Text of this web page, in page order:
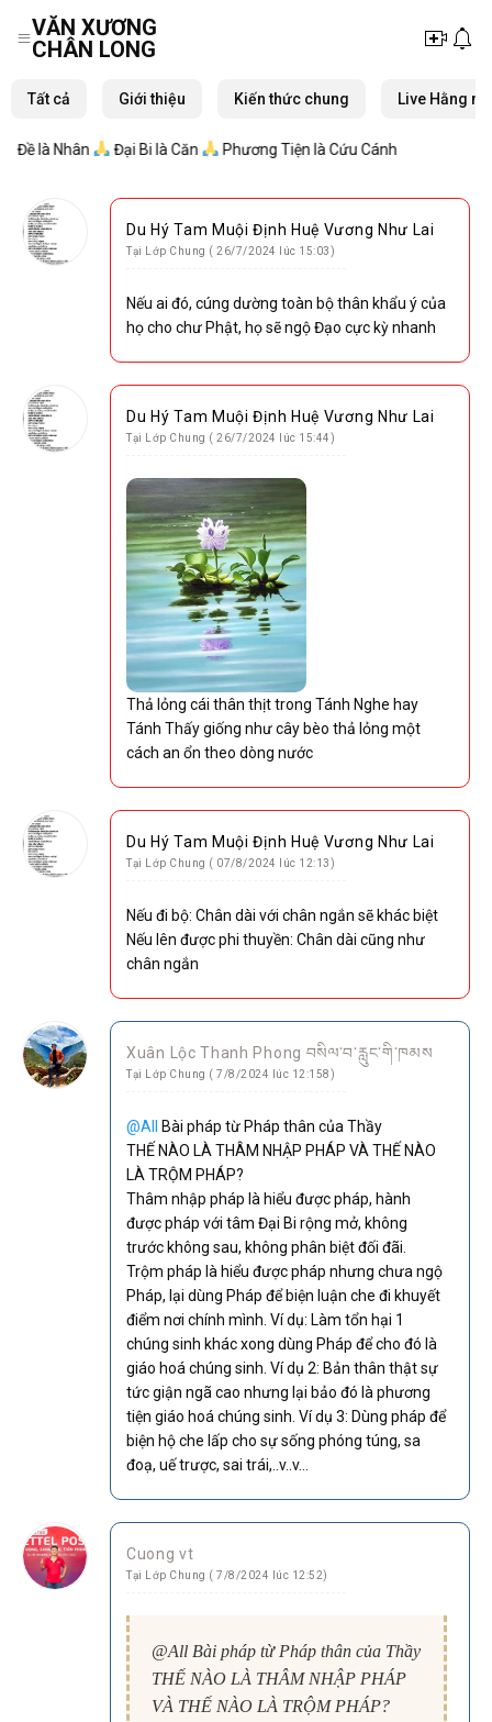
content
VĂN XƯƠNG
CHÂN LONG
Tất cả Giới thiệu Kiến thức chung Live Hằng
là Nhân Đại Bi là Căn Phương Tiện là Cứu Cánh
Du Hý Tam Muội Định Huệ Vương Như Lai
Tại Lớp Chung ( 26/7/2024 lúc 15:03)
Nếu ai đó, cúng dường toàn bộ thân khẩu ý của
họ cho chư Phật, họ sẽ ngộ Đạo cực kỳ nhanh
Du Hý Tam Muội Định Huệ Vương Như Lai
Tại Lớp Chung ( 26/7/2024 lúc 15:44)
Thả lỏng cái thân thịt trong Tánh Nghe hay
Tánh Thấy giống như cây bèo thả lỏng một
cách an ổn theo dòng nước
Du Hý Tam Muội Định Huệ Vương Như Lai
Tại Lớp Chung ( 07/8/2024 lúc 12:13)
Nếu đi bộ: Chân dài với chân ngắn sẽ khác biệt
Nếu lên được phi thuyền: Chân dài cũng như
chân ngắn
Xuân Lộc Thanh Phong བསིལ་བ་རླུང་གི་ཁམས
Tại Lớp Chung ( 7/8/2024 lúc 12:158)
@All
Bài pháp từ Pháp thân của Thầy
THẾ NÀO LÀ THÂM NHẬP PHÁP VÀ THẾ NÀO
LÀ TRỘM PHÁP?
Thâm nhập pháp là hiểu được pháp, hành
được pháp với tâm Đại Bi rộng mở, không
trước không sau, không phân biệt đối đãi.
Trộm pháp là hiểu được pháp nhưng chưa ngộ
Pháp, lại dùng Pháp để biện luận che đi khuyết
điểm nơi chính mình. Ví dụ: Làm tổn hại 1
chúng sinh khác xong dùng Pháp để cho đó là
giáo hoá chúng sinh. Ví dụ 2: Bản thân thật sự
tức giận ngã cao nhưng lại bảo đó là phương
tiện giáo hoá chúng sinh. Ví dụ 3: Dùng pháp để
biện hộ che lấp cho sự sống phóng túng, sa
đoạ, uế trược, sai trái,..v..v…
Cuong vt
Tại Lớp Chung ( 7/8/2024 lúc 12:52)
@All Bài pháp từ Pháp thân của Thầy
THẾ NÀO LÀ THÂM NHẬP PHÁP
VÀ THẾ NÀO LÀ TRỘM PHÁP?